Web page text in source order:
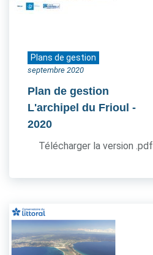
Plans de gestion
septembre 2020
Plan de gestion
L'archipel du Frioul -
2020
Télécharger la version .pdf